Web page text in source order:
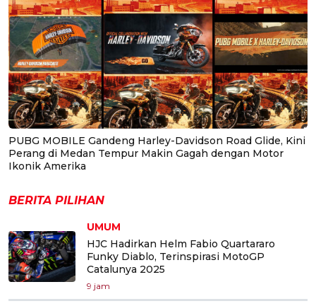
PUBG MOBILE Gandeng Harley-Davidson Road Glide, Kini
Perang di Medan Tempur Makin Gagah dengan Motor
Ikonik Amerika
BERITA PILIHAN
UMUM
HJC Hadirkan Helm Fabio Quartararo
Funky Diablo, Terinspirasi MotoGP
Catalunya 2025
9 jam